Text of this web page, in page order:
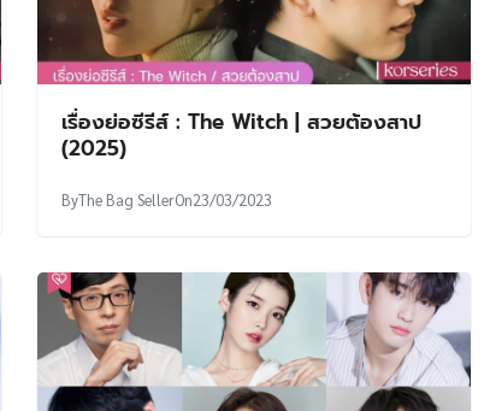
เรื่องย่อซีรีส์ : The Witch | สวยต้องสาป
(2025)
ByThe Bag SellerOn23/03/2023